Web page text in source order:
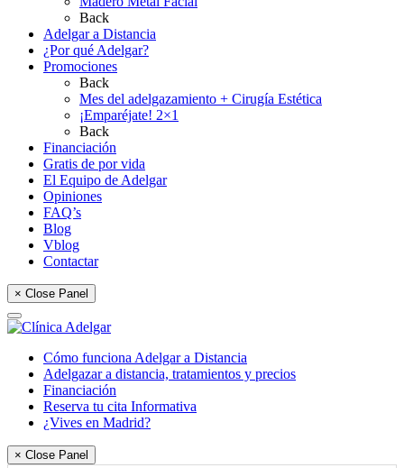
Back
Adelgar a Distancia
¿Por qué Adelgar?
Promociones
Back
Mes del adelgazamiento + Cirugía Estética
¡Emparéjate! 2×1
Back
Financiación
Gratis de por vida
El Equipo de Adelgar
Opiniones
FAQ’s
Blog
Vblog
Contactar
× Close Panel
Cómo funciona Adelgar a Distancia
Adelgazar a distancia, tratamientos y precios
Financiación
Reserva tu cita Informativa
¿Vives en Madrid?
× Close Panel